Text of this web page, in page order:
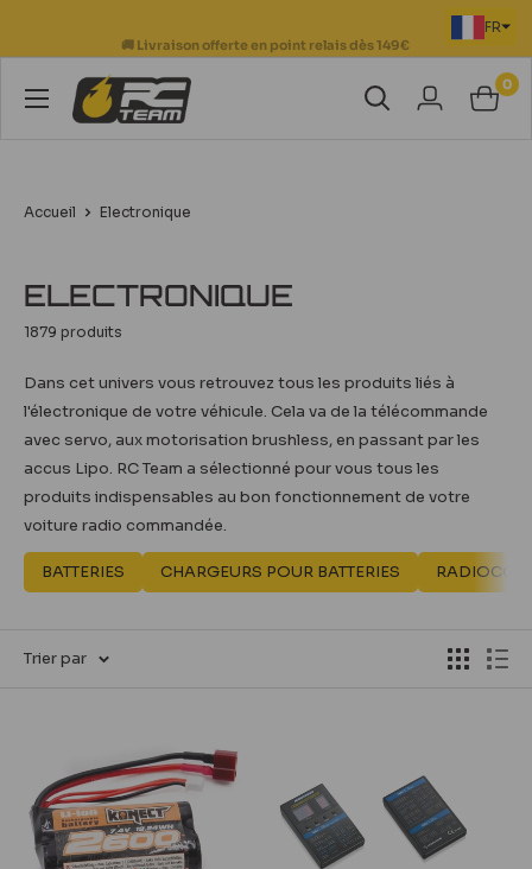
FR
RC
Team
0
Accueil Electronique
ELECTRONIQUE
1879 produits
Dans cet univers vous retrouvez tous les produits liés à
l'électronique de votre véhicule. Cela va de la télécommande
avec servo, aux motorisation brushless, en passant par les
accus Lipo. RC Team a sélectionné pour vous tous les
produits indispensables au bon fonctionnement de votre
voiture radio commandée.
BATTERIES CHARGEURS POUR BATTERIES
Trier par